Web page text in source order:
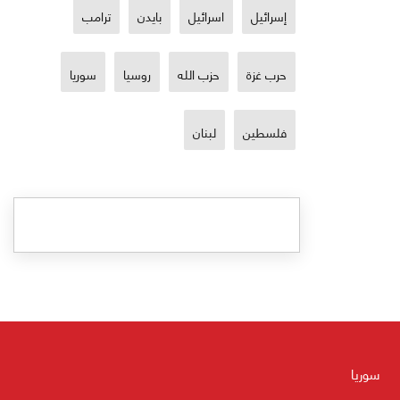
إسرائيل اسرائيل بايدن ترامب
حرب غزة حزب الله روسيا سوريا
فلسطين لبنان
سوريا